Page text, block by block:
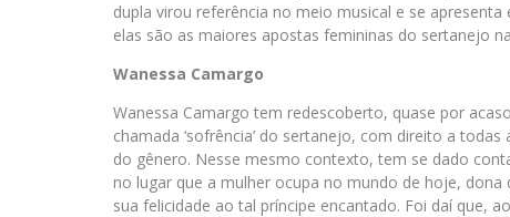
dupla virou referência no meio musical e se
elas são as maiores apostas femininas do sertanejo
Wanessa Camargo
Wanessa Camargo tem redescoberto, quase por
chamada ‘sofrência’ do sertanejo, com direito a
do gênero. Nesse mesmo contexto, tem se dado
no lugar que a mulher ocupa no mundo de hoje,
sua felicidade ao tal príncipe encantado. Foi daí que,